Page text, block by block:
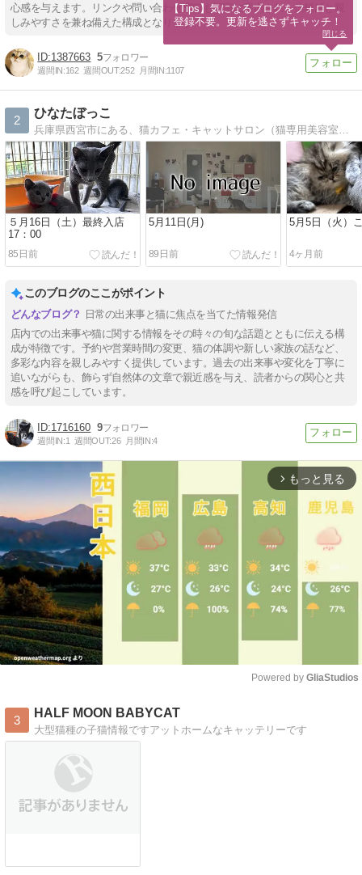
心感を与えます。リンクや問い合わせ窓口も丁寧に案内され、信頼感と親
しみやすさを兼ね備えた構成となります。
1387663 5
週間IN:162 週間OUT:252 月間IN:1107
2
ひなたぼっこ
兵庫県西宮市にある、猫カフェ・キャットサロン（猫専用美容室）・ホテル・ロシアンブルーブリーダーと猫のトータルサービス・猫専門店です。
５月16日（土）最終入店
17：00
85日前
5月11日(月)
89日前
5月5日（火）
4ヶ月前
このブログのここがポイント
日常の出来事と猫に焦点を当てた情報発信
店内での出来事や猫に関する情報をその時々の旬な話題とともに伝える構
成が特徴です。予約や営業時間の変更、猫の体調や新しい家族の話など、
多彩な内容を親しみやすく提供しています。過去の出来事や変化を丁寧に
追いながらも、飾らず自然体の文章で親近感を与え、読者からの関心と共
感を呼び起こしています。
1716160 9
週間IN:1 週間OUT:26 月間IN:4
arrow_forward_ios もっと見る
Powered by GliaStudios
3
HALF MOON BABYCAT
大型猫種の子猫情報ですアットホームなキャッテリーです
【Tips】気になるブログをフォロー。
登録不要。更新を逃さずキャッチ！
閉じる